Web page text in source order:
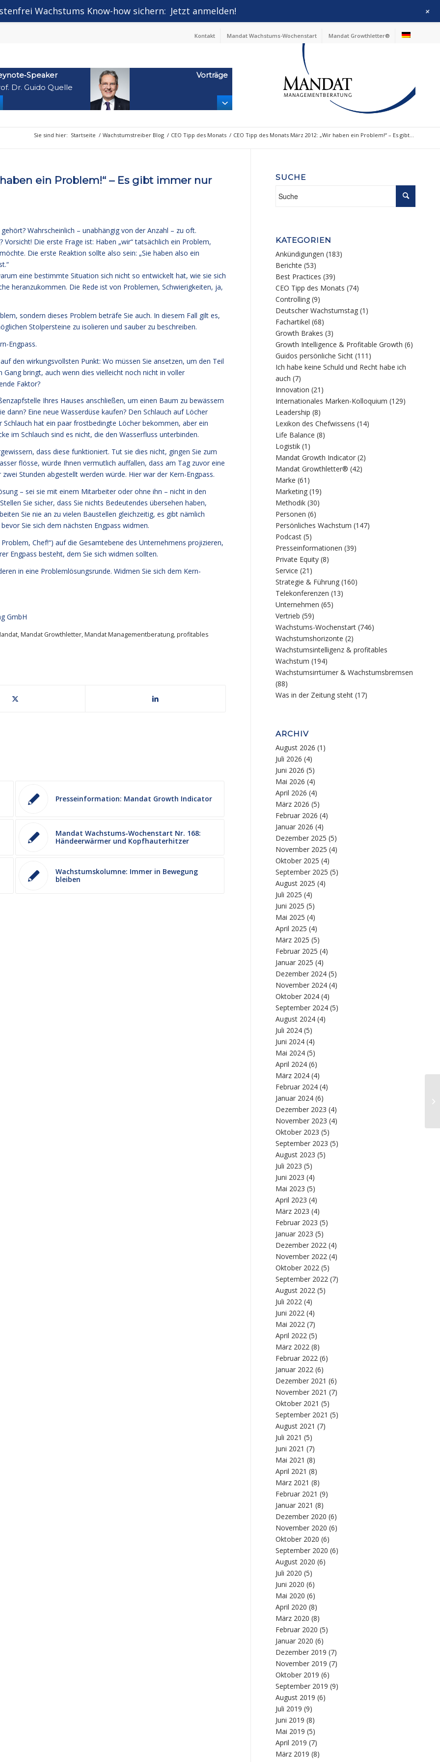
Kontakt Mandat Wachstums-Wochenstart Mandat Growthletter®
Dr. Guido Quelle
Vorträge
Sie sind hier: Startseite / Wachstumstreiber Blog / CEO Tipp des Monats / CEO Tipp des Monats März 2012: „Wir haben ein Problem!“ – Es gibt...
ein Problem!“ – Es gibt immer nur
Wahrscheinlich – unabhängig von der Anzahl – zu oft.
Die erste Frage ist: Haben „wir“ tatsächlich ein Problem,
Die erste Reaktion sollte also sein: „Sie haben also ein
eine bestimmte Situation sich nicht so entwickelt hat, wie sie sich
heranzukommen. Die Rede ist von Problemen, Schwierigkeiten, ja,
sondern dieses Problem beträfe Sie auch. In diesem Fall gilt es,
Stolpersteine zu isolieren und sauber zu beschreiben.
Engpass.
den wirkungsvollsten Punkt: Wo müssen Sie ansetzen, um den Teil
bringt, auch wenn dies vielleicht noch nicht in voller
Faktor?
Ihres Hauses anschließen, um einen Baum zu bewässern
Eine neue Wasserdüse kaufen? Den Schlauch auf Löcher
hat ein paar frostbedingte Löcher bekommen, aber ein
im Schlauch sind es nicht, die den Wasserfluss unterbinden.
dass diese funktioniert. Tut sie dies nicht, gingen Sie zum
flösse, würde Ihnen vermutlich auffallen, dass am Tag zuvor eine
Stunden abgestellt werden würde. Hier war der Kern-Engpass.
– sei sie mit einem Mitarbeiter oder ohne ihn – nicht in den
Sie sicher, dass Sie nichts Bedeutendes übersehen haben,
Sie nie an zu vielen Baustellen gleichzeitig, es gibt nämlich
Sie sich dem nächsten Engpass widmen.
Chef!“) auf die Gesamtebene des Unternehmens projizieren,
Engpass besteht, dem Sie sich widmen sollten.
in eine Problemlösungsrunde. Widmen Sie sich dem Kern-
GmbH
,Mandat Growthletter,Mandat Managementberatung,profitables
Presseinformation: Mandat Growth Indicator
Mandat Wachstums-Wochenstart Nr. 168:
Händeerwärmer und Kopfhauterhitzer
Wachstumskolumne: Immer in Bewegung
bleiben
SUCHE
KATEGORIEN
Ankündigungen (183)
Berichte (53)
Best Practices (39)
CEO Tipp des Monats (74)
Controlling (9)
Deutscher Wachstumstag (1)
Fachartikel (68)
Growth Brakes (3)
Growth Intelligence & Profitable Growth (6)
Guidos persönliche Sicht (111)
Ich habe keine Schuld und Recht habe ich
auch (7)
Innovation (21)
Internationales Marken-Kolloquium (129)
Leadership (8)
Lexikon des Chefwissens (14)
Life Balance (8)
Logistik (1)
Mandat Growth Indicator (2)
Mandat Growthletter® (42)
Marke (61)
Marketing (19)
Methodik (30)
Personen (6)
Persönliches Wachstum (147)
Podcast (5)
Presseinformationen (39)
Private Equity (8)
Service (21)
Strategie & Führung (160)
Telekonferenzen (13)
Unternehmen (65)
Vertrieb (59)
Wachstums-Wochenstart (746)
Wachstumshorizonte (2)
Wachstumsintelligenz & profitables
Wachstum (194)
Wachstumsirrtümer & Wachstumsbremsen
(88)
Was in der Zeitung steht (17)
ARCHIV
August 2026 (1)
Juli 2026 (4)
Juni 2026 (5)
Mai 2026 (4)
April 2026 (4)
März 2026 (5)
Februar 2026 (4)
Januar 2026 (4)
Dezember 2025 (5)
November 2025 (4)
Oktober 2025 (4)
September 2025 (5)
August 2025 (4)
Juli 2025 (4)
Juni 2025 (5)
Mai 2025 (4)
April 2025 (4)
März 2025 (5)
Februar 2025 (4)
Januar 2025 (4)
Dezember 2024 (5)
November 2024 (4)
Oktober 2024 (4)
September 2024 (5)
August 2024 (4)
Juli 2024 (5)
Juni 2024 (4)
Mai 2024 (5)
April 2024 (6)
März 2024 (4)
Februar 2024 (4)
Januar 2024 (6)
Dezember 2023 (4)
November 2023 (4)
Oktober 2023 (5)
September 2023 (5)
August 2023 (5)
Juli 2023 (5)
Juni 2023 (4)
Mai 2023 (5)
April 2023 (4)
März 2023 (4)
Februar 2023 (5)
Januar 2023 (5)
Dezember 2022 (4)
November 2022 (4)
Oktober 2022 (5)
September 2022 (7)
August 2022 (5)
Juli 2022 (4)
Juni 2022 (4)
Mai 2022 (7)
April 2022 (5)
März 2022 (8)
Februar 2022 (6)
Januar 2022 (6)
Dezember 2021 (6)
November 2021 (7)
Oktober 2021 (5)
September 2021 (5)
August 2021 (7)
Juli 2021 (5)
Juni 2021 (7)
Mai 2021 (8)
April 2021 (8)
März 2021 (8)
Februar 2021 (9)
Januar 2021 (8)
Dezember 2020 (6)
November 2020 (6)
Oktober 2020 (6)
September 2020 (6)
August 2020 (6)
Juli 2020 (5)
Juni 2020 (6)
Mai 2020 (6)
April 2020 (8)
März 2020 (8)
Februar 2020 (5)
Januar 2020 (6)
Dezember 2019 (7)
November 2019 (7)
Oktober 2019 (6)
September 2019 (9)
August 2019 (6)
Juli 2019 (9)
Juni 2019 (8)
Mai 2019 (5)
April 2019 (7)
März 2019 (8)
Wachstums Know-how sichern: Jetzt anmelden! +